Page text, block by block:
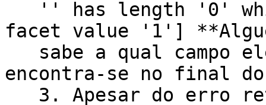
facet value '1']
encontra-se no final